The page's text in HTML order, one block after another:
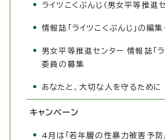
ライツこくぶんじ（男女平等推進
情報誌「ライツこくぶんじ」の編集
男女平等推進センター 情報誌「ラ
委員の募集
あなたと、大切な人を守るために
キャンペーン
4月は「若年層の性暴力被害予防